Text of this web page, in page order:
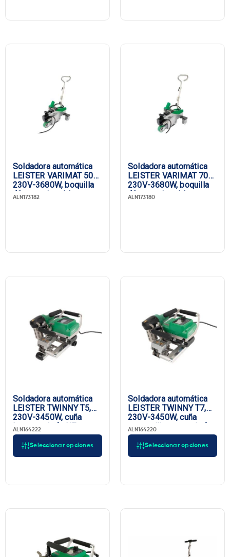
Soldadora automática
LEISTER VARIMAT 500,
230V-3680W, boquilla
40 mm, sin cable
ALN173182
Soldadora automática
LEISTER VARIMAT 700,
230V-3680W, boquilla
40 mm, sin cable
ALN173180
Seleccionar opciones
Soldadora automática
LEISTER TWINNY T5,
230V-3450W, cuña
larga, enchufe UE
ALN164222
Seleccionar opciones
Soldadora automática
LEISTER TWINNY T7,
230V-3450W, cuña
corta, silicona, enchufe
UE
ALN164220